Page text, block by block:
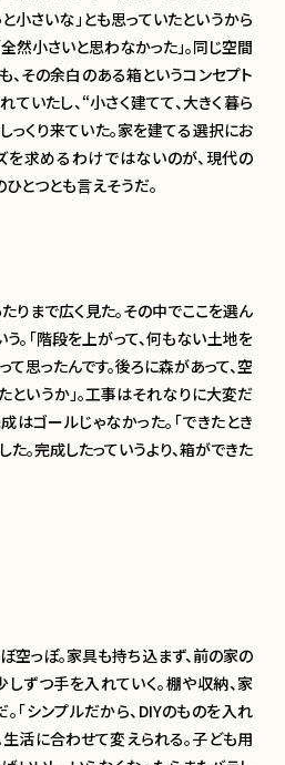
と小さいな」とも思っていたというから
然小さいと思わなかった」。同じ空間
、その余白のある箱というコンセプト
ていたし、“小さく建てて、大きく暮ら
っくり来ていた。家を建てる選択にお
を求めるわけではないのが、現代の
とつとも言えそうだ。
まで広く見た。その中でここを選ん
。「階段を上がって、何もない土地を
て思ったんです。後ろに森があって、空
いうか」。工事はそれなりに大変だ
はゴールじゃなかった。「できたとき
た。完成したっていうより、箱ができた
空っぽ。家具も持ち込まず、前の家の
しずつ手を入れていく。棚や収納、家
「シンプルだから、DIYのものを入れ
活に合わせて変えられる。子ども用